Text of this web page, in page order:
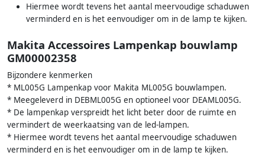
Hiermee wordt tevens het aantal meervoudige schaduwen
verminderd en is het eenvoudiger om in de lamp te kijken.
Makita Accessoires Lampenkap bouwlamp
GM00002358
Bijzondere kenmerken
* ML005G Lampenkap voor Makita ML005G bouwlampen.
* Meegeleverd in DEBML005G en optioneel voor DEAML005G.
* De lampenkap verspreidt het licht beter door de ruimte en
vermindert de weerkaatsing van de led-lampen.
* Hiermee wordt tevens het aantal meervoudige schaduwen
verminderd en is het eenvoudiger om in de lamp te kijken.